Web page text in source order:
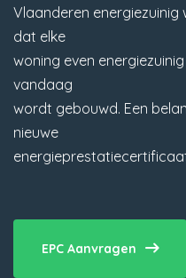
Vlaanderen energiezuinig
dat elke
woning even
vandaag
wordt gebouwd. Een
nieuwe
EPC Aanvragen